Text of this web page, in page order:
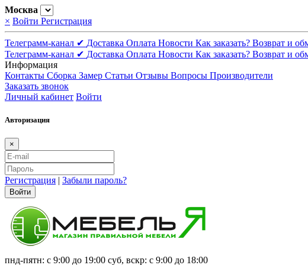
Москва
× Войти Регистрация
Телеграмм-канал ✔ Доставка Оплата Новости Как заказать? Возврат и
Телеграмм-канал ✔ Доставка Оплата Новости Как заказать? Возврат и
Информация
Контакты Сборка Замер Статьи Отзывы Вопросы Производители
Заказать звонок
Личный кабинет Войти
Авторизация
×
Регистрация | Забыли пароль?
Войти
пнд-пятн: с 9:00 до 19:00 суб, вскр: с 9:00 до 18:00